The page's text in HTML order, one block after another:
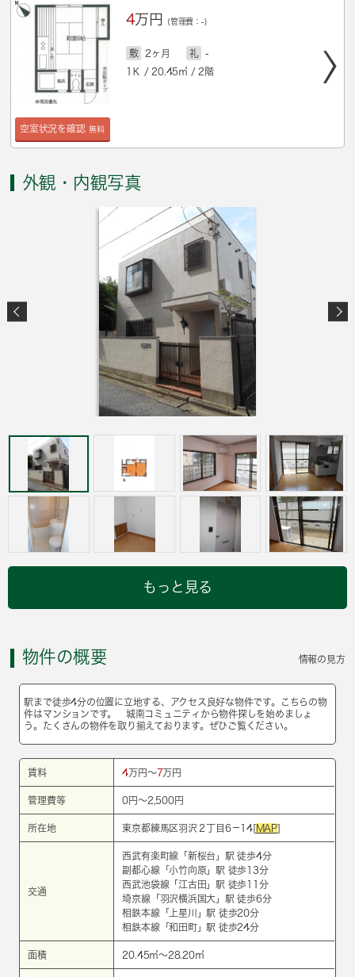
空室状況を確認 無料
4万円 (管理費：-)
敷 2ヶ月 礼
-
1Ｋ / 20.45㎡ / 2階
外観・内観写真
もっと見る
物件の概要 情報の見方
駅まで徒歩4分の位置に立地する、アクセス良好な物件です。こちらの物
件はマンションです。 城南コミュニティから物件探しを始めましょ
う。たくさんの物件を取り揃えております。ぜひご覧ください。
賃料 4万円～7万円
管理費等 0円～2,500円
所在地 東京都練馬区羽沢２丁目6－14[ MAP]
交通
西武有楽町線 「 新桜台 」駅 徒歩4分
副都心線 「小竹向原 」駅 徒歩13分
西武池袋線 「江古田 」駅 徒歩11分
埼京線 「 羽沢横浜国大 」駅 徒歩6分
相鉄本線 「 上星川
」駅 徒歩20分
相鉄本線 「和田町」駅 徒歩24分
面積 20.45㎡～28.20㎡